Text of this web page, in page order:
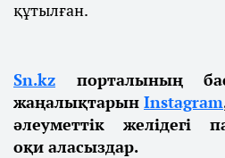
құтылған.
Sn.kz порталының
жаңалықтарын Instagram
әлеуметтік желідегі
оқи аласыздар.